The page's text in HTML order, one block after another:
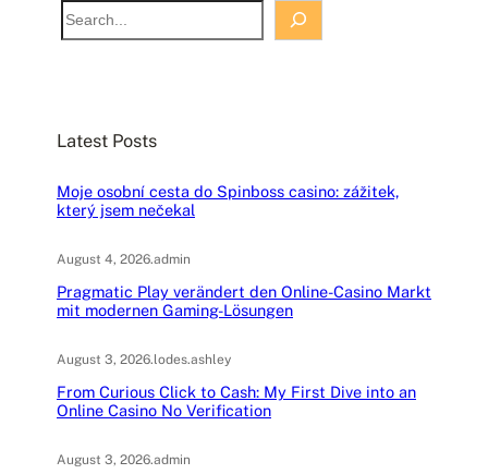
S
e
h
Latest Posts
Moje osobní cesta do Spinboss casino: zážitek,
který jsem nečekal
August 4, 2026.admin
Pragmatic Play verändert den Online-Casino Markt
mit modernen Gaming-Lösungen
August 3, 2026.lodes.ashley
From Curious Click to Cash: My First Dive into an
Online Casino No Verification
August 3, 2026.admin